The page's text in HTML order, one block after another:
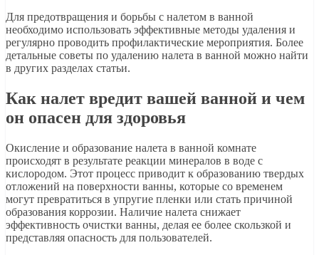
Для предотвращения и борьбы с налетом в ванной
необходимо использовать эффективные методы удаления и
регулярно проводить профилактические мероприятия. Более
детальные советы по удалению налета в ванной можно найти
в других разделах статьи.
Как налет вредит вашей ванной и чем
он опасен для здоровья
Окисление и образование налета в ванной комнате
происходят в результате реакции минералов в воде с
кислородом. Этот процесс приводит к образованию твердых
отложений на поверхности ванны, которые со временем
могут превратиться в упругие пленки или стать причиной
образования коррозии. Наличие налета снижает
эффективность очистки ванны, делая ее более скользкой и
представляя опасность для пользователей.